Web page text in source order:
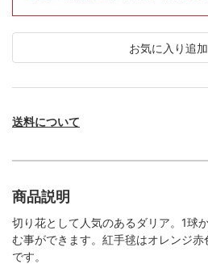
お気に入り追加
送料について
商品説明
切り花として人気のあるダリア。1球
む事ができます。紅手毬はオレンジ赤
です。